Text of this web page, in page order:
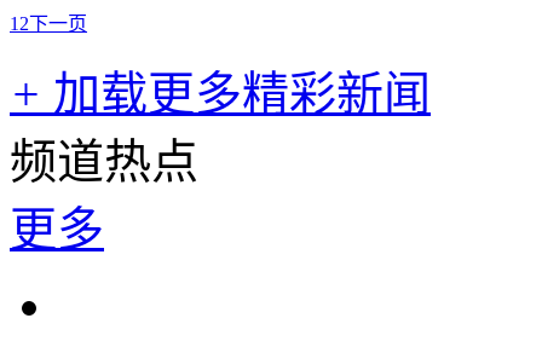
1 2下一页
+ 加载更多精彩新闻
频道热点
更多